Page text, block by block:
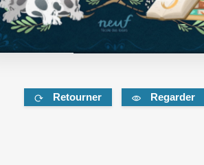
Retourner Regarder